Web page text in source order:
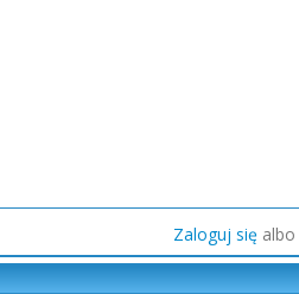
Zaloguj się albo